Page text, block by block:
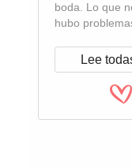
boda. Lo que
hubo
Lee